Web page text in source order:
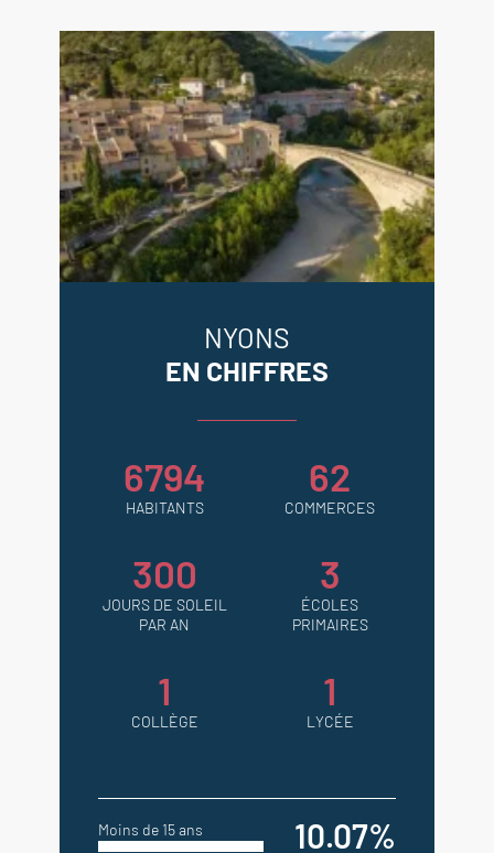
NYONS
EN CHIFFRES
6794
HABITANTS
62
COMMERCES
300
JOURS DE SOLEIL
PAR AN
3
ÉCOLES
PRIMAIRES
1
COLLÈGE
1
LYCÉE
Moins de 15 ans 10.07%